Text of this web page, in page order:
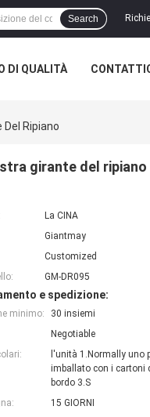
Search
DI QUALITÀ
Ripiano
girante del ripiano
La CINA
Giantmay
Customized
GM-DR095
e spedizione:
minimo:
30 insiemi
Negotiable
l'unità 1.Normally uno
imballato con i cartoni
bordo 3.S
15 GIORNI